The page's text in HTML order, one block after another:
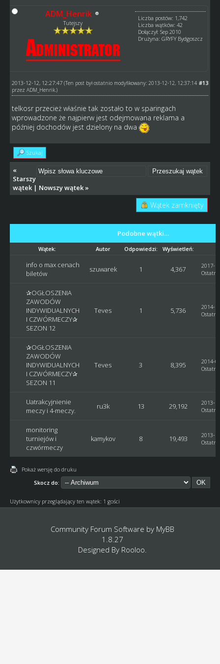
ADM_Henrik
Tutejszy
Liczba postów: 1,742
Liczba wątków: 42
Dołączył: Sep 2010
Drużyna: GRYFY Bydgoszcz
#13
2013-12-12, 12:27:47 (Ten post był ostatnio modyfikowany: 2013-12-12, 12:37:14
przez ADM_Henrik.)
telkosr przecież właśnie tak zostało to w sparingach
wprowadzone że najpierw jest odejmowana reklama a
później dochodów jest dzielony na dwa
Szukaj
«
Starszy
wątek| Nowszy wątek»
Wątek zamknięty
Podobne wątki…
Wątek: Autor Odpowiedzi: Wyświetleń:
info o max cenach
biletów
szuwarek 1 4,367
2017-
Ostatni
✰OGŁOSZENIA
ZAWODÓW
INDYWIDUALNYCH
I CZWÓRMECZY✰
SEZON 12
Teves 1 5,736
2014-
Ostatni
✰OGŁOSZENIA
ZAWODÓW
INDYWIDUALNYCH
I CZWÓRMECZY✰
SEZON 11
Teves 3 8,395
2014-
Ostatni
Uatrakcyjnienie
meczy i 4-meczy.
ru3k 13 29,192
2013-
Ostatni
monitoring
turniejów i
czwórmeczy
kamykov 8 19,493
2013-
Ostatni
Pokaż wersję do druku
Skocz do:
Użytkownicy przeglądający ten wątek: 1 gości
Community Forum Software by MyBB
1.8.27
Designed By Rooloo